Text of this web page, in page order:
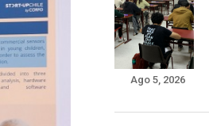
Ago 5, 2026